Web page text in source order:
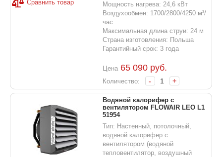
Сравнить товар
Мощность нагрева: 24,6 кВт
Воздухообмен: 1700/2800/4250 м³/
час
Максимальная длина струи: 24 м
Страна изготовления: Польша
Гарантийный срок: 3 года
Цена 65 090руб.
Количество: - +
Водяной калорифер с
вентилятором FLOWAIR LEO L1
51954
Тип: Настенный, потолочный,
водяной калорифер с
вентилятором (водяной
тепловентилятор, воздушный